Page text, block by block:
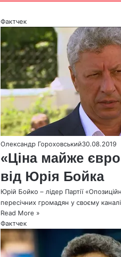
Фактчек
Олександр Гороховський30.08.2019
«Ціна майже
від Юрія Бойка
Юрій Бойко – лідер Партії
пересічних громадян у своєму
Read More »
Фактчек